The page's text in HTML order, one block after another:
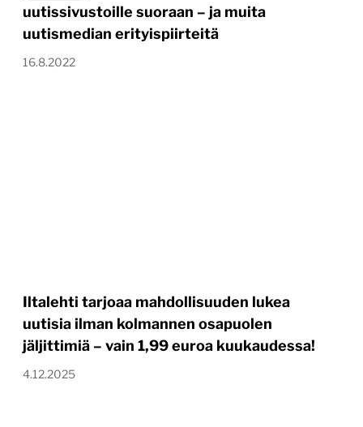
uutissivustoille suoraan – ja muita
uutismedian erityispiirteitä
16.8.2022
Iltalehti tarjoaa mahdollisuuden lukea
uutisia ilman kolmannen osapuolen
jäljittimiä – vain 1,99 euroa kuukaudessa!
4.12.2025